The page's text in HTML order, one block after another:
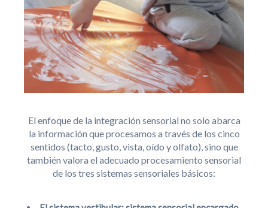
El enfoque de la integración sensorial no solo abarca
la información que procesamos a través de los cinco
sentidos (tacto, gusto, vista, oído y olfato), sino que
también valora el adecuado procesamiento sensorial
de los tres sistemas sensoriales básicos: